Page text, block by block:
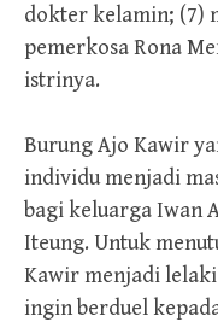
dokter kelamin; (7)
pemerkosa Rona
istrinya.
Burung Ajo Kawir
individu menjadi
bagi keluarga Iwan
Iteung. Untuk
Kawir menjadi
ingin berduel